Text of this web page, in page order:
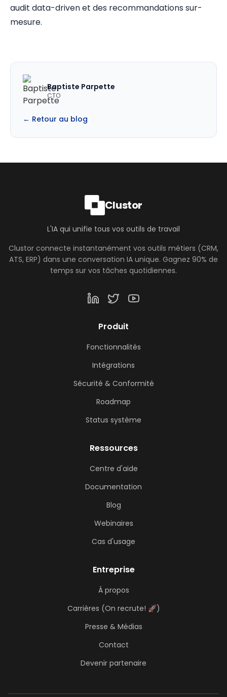
audit data-driven et des recommandations sur-
mesure.
Baptiste Parpette
CTO
← Retour au blog
Clustor
L'IA qui unifie tous vos outils de travail
Clustor connecte instantanément vos outils métiers (CRM,
ATS, ERP) dans une conversation IA unique. Gagnez 90% de
temps sur vos tâches quotidiennes.
Produit
Fonctionnalités
Intégrations
Sécurité & Conformité
Roadmap
Status système
Ressources
Centre d'aide
Documentation
Blog
Webinaires
Cas d'usage
Entreprise
À propos
Carrières (On recrute! 🚀)
Presse & Médias
Contact
Devenir partenaire